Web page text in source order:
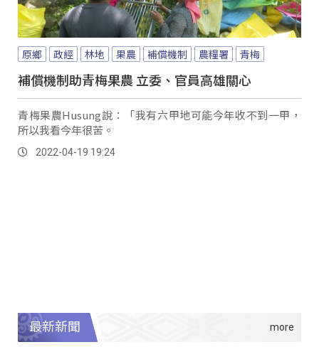
原鄉 政經 林地 果農 補償機制 農糧署 青梅
補償機制助青梅果農 立委、官員高雄關心
青梅果農Husung說：「我有六甲地可能今年收不到一甲，
所以我看今年很苦。
2022-04-19 19:24
最新新聞